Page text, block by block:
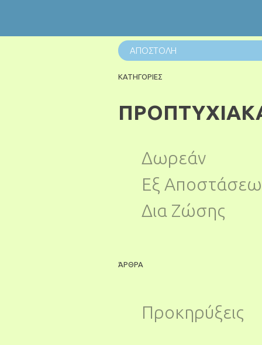
ΚΑΤΗΓΟΡΙΕΣ
Δωρεάν
Εξ
Δια Ζώσης
ΆΡΘΡΑ
Προκηρύξεις